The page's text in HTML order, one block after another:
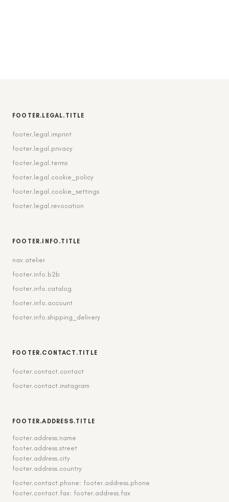
FOOTER.LEGAL.TITLE
footer.legal.imprint
footer.legal.privacy
footer.legal.terms
footer.legal.cookie_policy
footer.legal.cookie_settings
footer.legal.revocation
FOOTER.INFO.TITLE
nav.atelier
footer.info.b2b
footer.info.catalog
footer.info.account
footer.info.shipping_delivery
FOOTER.CONTACT.TITLE
footer.contact.contact
footer.contact.instagram
FOOTER.ADDRESS.TITLE
footer.address.name
footer.address.street
footer.address.city
footer.address.country
footer.contact.phone: footer.address.phone
footer.contact.fax: footer.address.fax